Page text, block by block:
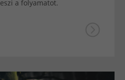
a folyamatot.